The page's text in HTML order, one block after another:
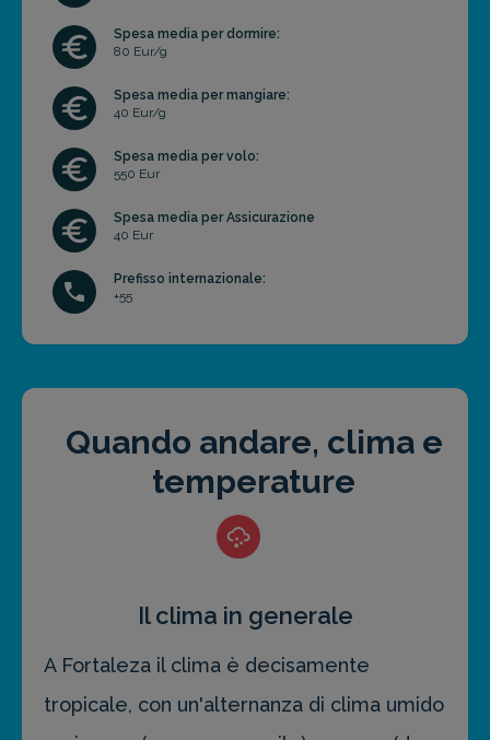
Spesa media per dormire:
80 Eur/g
Spesa media per mangiare:
40 Eur/g
Spesa media per volo:
550 Eur
Spesa media per Assicurazione
40 Eur
Prefisso internazionale:
+55
Quando andare, clima e
temperature
Il clima in generale
A Fortaleza il clima è decisamente
tropicale, con un'alternanza di clima umido